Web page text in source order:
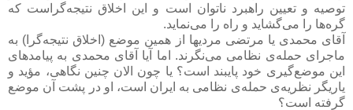
توصیه و تعیین راهبرد ناتوان است و این اخلاق نتیجه‌گراست که
گره‌ها را می‌گشاید و راه را می‌نماید.
آقای محمدی یا مرتضی مردیها از همین موضع (اخلاق نتیجه‌گرا) به
ماجرای حمله‌ی نظامی می‌نگرند. اما آیا آقای محمدی به پیامدهای
این موضع‌گیری خود پایبند است؟ یا چون الان چنین نگاهی، مؤید و
یاریگر نظریه‌ی حمله‌ی نظامی به ایران است، او در پشت آن موضع
گرفته است؟